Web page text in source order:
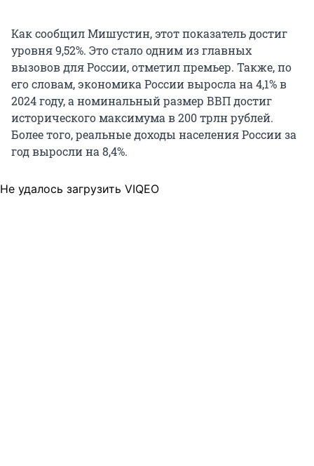
Как сообщил Мишустин, этот показатель достиг
уровня 9,52%. Это стало одним из главных
вызовов для России, отметил премьер. Также, по
его словам, экономика России выросла на 4,1% в
2024 году, а номинальный размер ВВП достиг
исторического максимума в 200 трлн рублей.
Более того, реальные доходы населения России за
год выросли на 8,4%.
Не удалось загрузить VIQEO